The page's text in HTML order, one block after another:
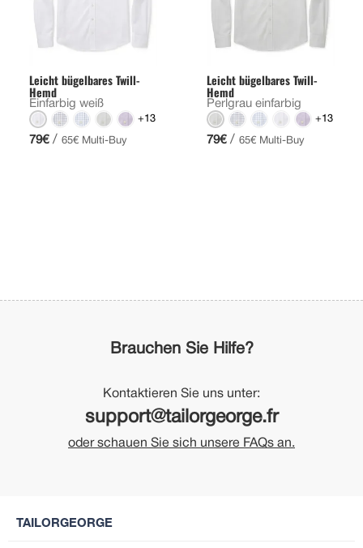
Leicht bügelbares Twill-
Hemd
Einfarbig weiß
+13
79€ / 65€ Multi-Buy
Leicht bügelbares Twill-
Hemd
Perlgrau einfarbig
+13
79€ / 65€ Multi-Buy
Brauchen Sie Hilfe?
Kontaktieren Sie uns unter:
support@tailorgeorge.fr
oder schauen Sie sich unsere FAQs an.
TAILORGEORGE